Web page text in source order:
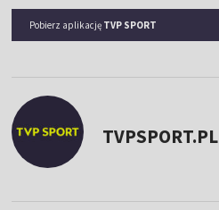
Pobierz aplikację TVP SPORT
TVPSPORT.PL